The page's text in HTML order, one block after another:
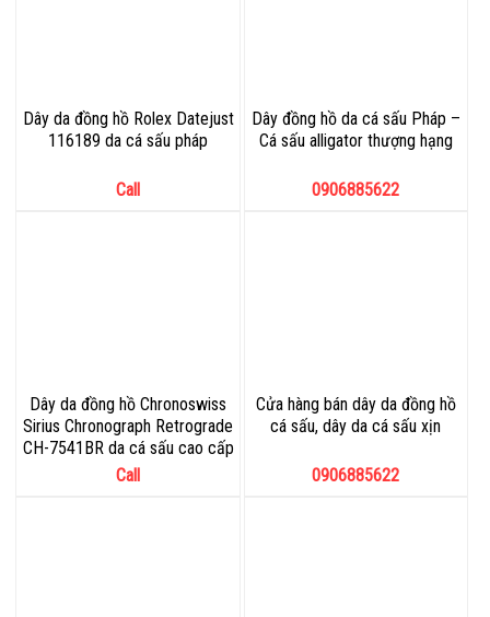
Dây da đồng hồ Rolex Datejust
116189 da cá sấu pháp
Call
Dây đồng hồ da cá sấu Pháp –
Cá sấu alligator thượng hạng
0906885622
Dây da đồng hồ Chronoswiss
Sirius Chronograph Retrograde
CH-7541BR da cá sấu cao cấp
Call
Cửa hàng bán dây da đồng hồ
cá sấu, dây da cá sấu xịn
0906885622